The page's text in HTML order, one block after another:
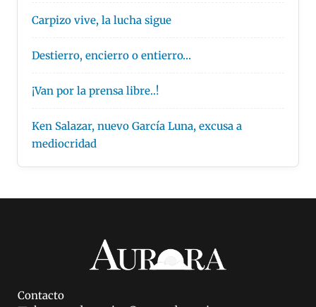
Carpizo vive, la lucha sigue
Destierro, encierro o entierro…
¡Van por la prensa libre..!
Ken Salazar, nuevo García Luna, excusa a
mediocridad
Contacto